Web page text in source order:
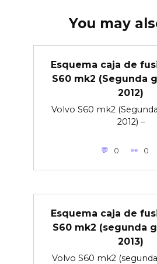
You may
Esquema caja de
S60 mk2 (Segunda
2012)
Volvo S60 mk2
2012) –
0 0
Esquema caja de
S60 mk2 (segunda
2013)
Volvo S60 mk2